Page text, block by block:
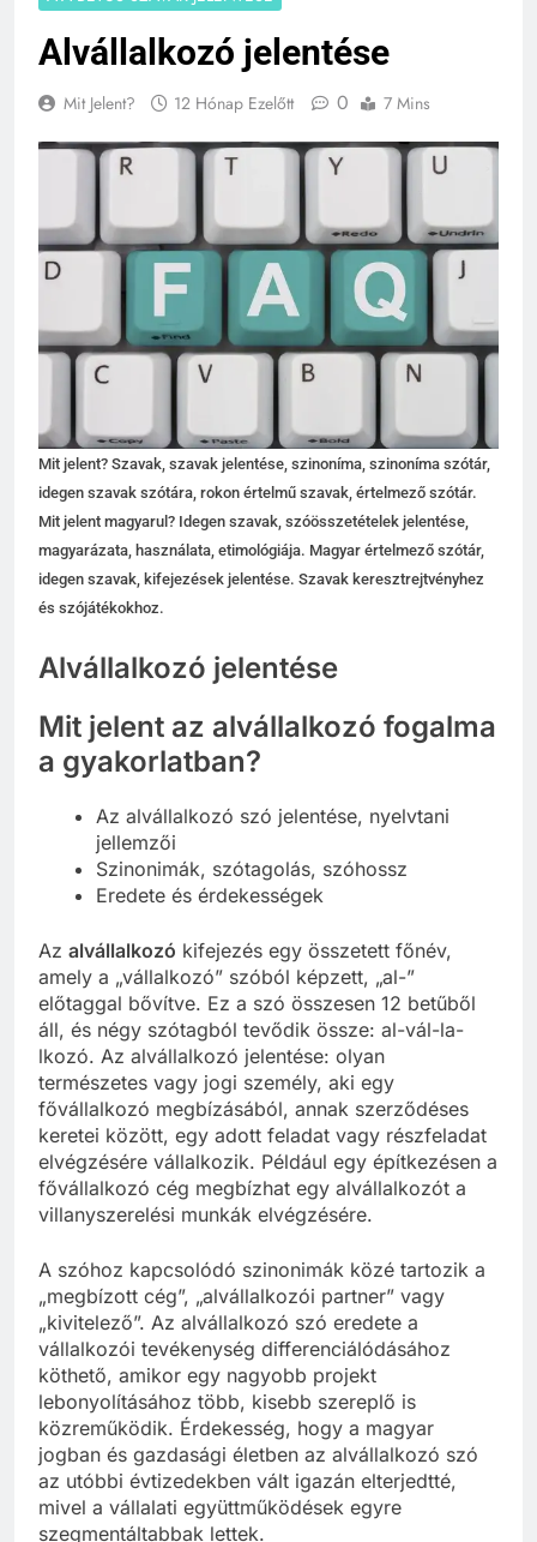
A-Á BETŰS SZAVAK JELENTÉSE
Alvállalkozó jelentése
Mit jelent? Szavak, szavak jelentése, szinoníma, szinoníma szótár,
idegen szavak szótára, rokon értelmű szavak, értelmező szótár.
Mit jelent magyarul? Idegen szavak, szóösszetételek jelentése,
magyarázata, használata, etimológiája. Magyar értelmező szótár,
idegen szavak, kifejezések jelentése. Szavak keresztrejtvényhez
Alvállalkozó jelentése
Mit jelent az alvállalkozó fogalma
a gyakorlatban?
Az alvállalkozó szó jelentése, nyelvtani
jellemzői
Szinonimák, szótagolás, szóhossz
Azalvállalkozókifejezés egy összetett főnév,
amely a „vállalkozó” szóból képzett, „al-”
előtaggal bővítve. Ez a szó összesen 12 betűből
áll, és négy szótagból tevődik össze: al-vál-la-
lkozó. Az alvállalkozó jelentése: olyan
természetes vagy jogi személy, aki egy
fővállalkozó megbízásából, annak szerződéses
keretei között, egy adott feladat vagy részfeladat
elvégzésére vállalkozik. Például egy építkezésen a
fővállalkozó cég megbízhat egy alvállalkozót a
A szóhoz kapcsolódó szinonimák közé tartozik a
„megbízott cég”, „alvállalkozói partner” vagy
„kivitelező”. Az alvállalkozó szó eredete a
vállalkozói tevékenység differenciálódásához
köthető, amikor egy nagyobb projekt
lebonyolításához több, kisebb szereplő is
közreműködik. Érdekesség, hogy a magyar
jogban és gazdasági életben az alvállalkozó szó
az utóbbi évtizedekben vált igazán elterjedtté,
mivel a vállalati együttműködések egyre